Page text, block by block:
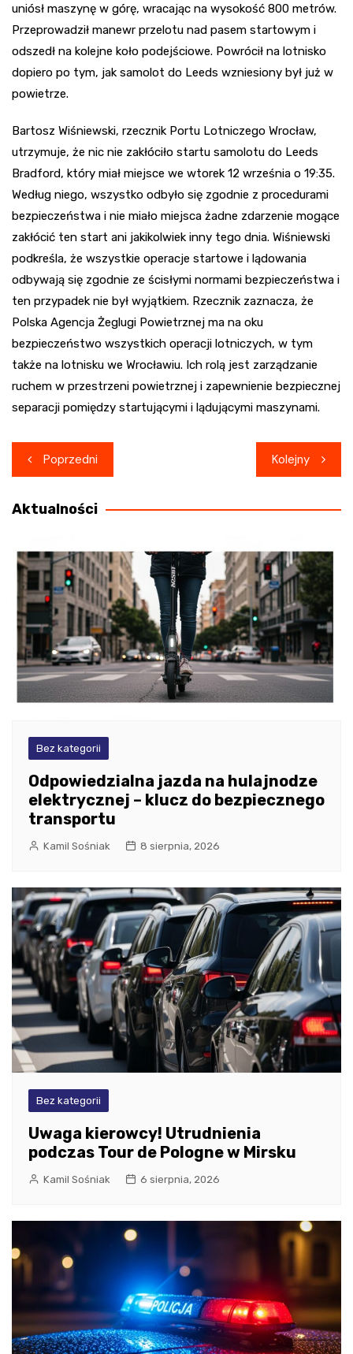
uniósł maszynę w górę, wracając na wysokość 800 metrów.
Przeprowadził manewr przelotu nad pasem startowym i
odszedł na kolejne koło podejściowe. Powrócił na lotnisko
dopiero po tym, jak samolot do Leeds wzniesiony był już w
powietrze.
Bartosz Wiśniewski, rzecznik Portu Lotniczego Wrocław,
utrzymuje, że nic nie zakłóciło startu samolotu do Leeds
Bradford, który miał miejsce we wtorek 12 września o 19:35.
Według niego, wszystko odbyło się zgodnie z procedurami
bezpieczeństwa i nie miało miejsca żadne zdarzenie mogące
zakłócić ten start ani jakikolwiek inny tego dnia. Wiśniewski
podkreśla, że wszystkie operacje startowe i lądowania
odbywają się zgodnie ze ścisłymi normami bezpieczeństwa i
ten przypadek nie był wyjątkiem. Rzecznik zaznacza, że
Polska Agencja Żeglugi Powietrznej ma na oku
bezpieczeństwo wszystkich operacji lotniczych, w tym
także na lotnisku we Wrocławiu. Ich rolą jest zarządzanie
ruchem w przestrzeni powietrznej i zapewnienie bezpiecznej
separacji pomiędzy startującymi i lądującymi maszynami.
Nawigacja
wpisu
Poprzedni Kolejny
Aktualności
Bez kategorii
Odpowiedzialna jazda na hulajnodze
elektrycznej – klucz do bezpiecznego
transportu
Kamil Sośniak 8 sierpnia, 2026
Bez kategorii
Uwaga kierowcy! Utrudnienia
podczas Tour de Pologne w Mirsku
Kamil Sośniak 6 sierpnia, 2026